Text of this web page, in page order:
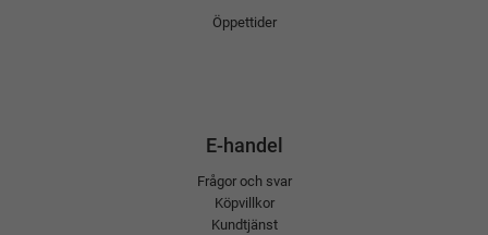
Öppettider
E-handel
Frågor och svar
Köpvillkor
Kundtjänst